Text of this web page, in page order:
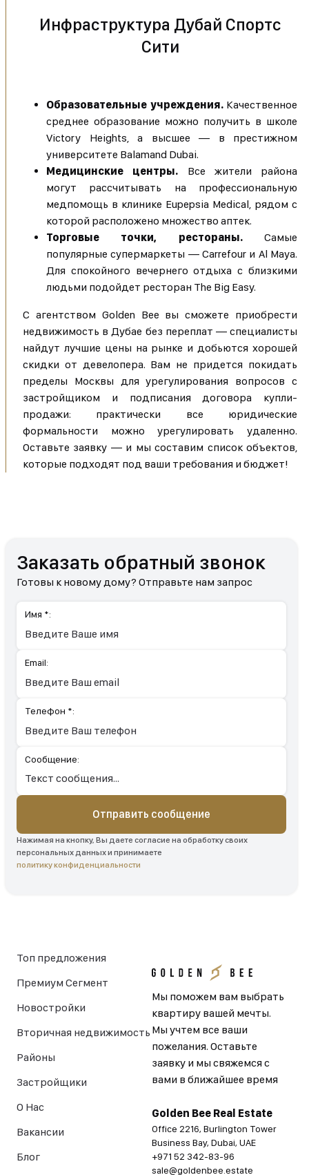
Инфраструктура Дубай Спортс
Сити
Образовательные учреждения.Качественное
среднее образование можно получить в школе
Victory Heights, а высшее — в престижном
университете Balamand Dubai.
Медицинские центры. Все жители района
могут рассчитывать на профессиональную
медпомощь в клинике Eupepsia Medical, рядом с
которой расположено множество аптек.
Торговые точки, рестораны.Самые
популярные супермаркеты — Carrefour и Al Maya.
Для спокойного вечернего отдыха с близкими
людьми подойдет ресторан The Big Easy.
С агентством Golden Bee вы сможете приобрести
недвижимость в Дубае без переплат — специалисты
найдут лучшие цены на рынке и добьются хорошей
скидки от девелопера. Вам не придется покидать
пределы Москвы для урегулирования вопросов с
застройщиком и подписания договора купли-
продажи: практически все юридические
формальности можно урегулировать удаленно.
Оставьте заявку — и мы составим список объектов,
которые подходят под ваши требования и бюджет!
Заказать обратный звонок
Готовы к новому дому? Отправьте нам запрос
Имя *:
Email:
Телефон *:
Сообщение:
Отправить сообщение
Нажимая на кнопку, Вы даете согласие на обработку своих
персональных данных и принимаете
политику конфиденциальности
Мы поможем вам выбрать
квартиру вашей мечты.
Мы учтем все ваши
пожелания. Оставьте
заявку и мы свяжемся с
вами в ближайшее время
Golden Bee Real Estate
Office 2216, Burlington Tower
Business Bay, Dubai, UAE
+971 52 342-83-96
sale@goldenbee.estate
Топ предложения
Премиум Сегмент
Новостройки
Вторичная недвижимость
Районы
Застройщики
О Нас
Вакансии
Блог